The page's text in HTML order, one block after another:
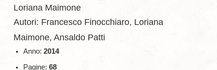
Loriana Maimone
Autori: Francesco Finocchiaro, Loriana
Maimone, Ansaldo Patti
Anno: 2014
Pagine: 68